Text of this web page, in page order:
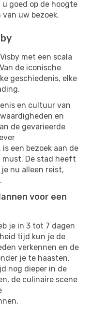
goed op de hoogte
uw bezoek.
met een scala
de iconische
geschiedenis, elke
en cultuur van
en
de gevarieerde
een bezoek aan de
must. De stad heeft
nu alleen reist,
voor een
je in 3 tot 7 dagen
tijd kun je de
verkennen en de
je te haasten.
nog dieper in de
de culinaire scene